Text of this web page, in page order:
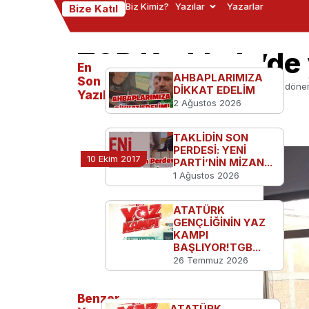
Bize Katıl Biz Kimiz? Yazılar Yazarlar
TGB
Ana Sayfa TGB'den TGB Kırıkkale’de yeni
10 Ekim 2017
En
Son
Yazılanlar
AHBAPLARIMIZA
DİKKAT EDELİM
2 Ağustos 2026
TAKLİDİN SON
PERDESİ: YENİ
PARTİ’NİN MİZAN...
1 Ağustos 2026
ATATÜRK
GENÇLİĞİNİN YAZ
KAMPI
BAŞLIYOR!TGB...
26 Temmuz 2026
Benzer